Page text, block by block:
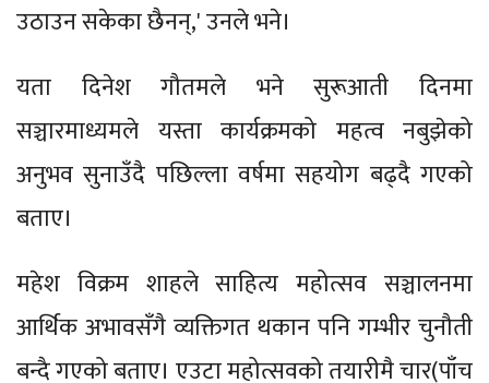
उठाउन सकेका छैनन्,' उनले भने।
यता दिनेश गौतमले भने सुरूआती दिनमा
सञ्चारमाध्यमले यस्ता कार्यक्रमको महत्व नबुझेको
अनुभव सुनाउँदै पछिल्ला वर्षमा सहयोग बढ्दै गएको
बताए।
महेश विक्रम शाहले साहित्य महोत्सव सञ्चालनमा
आर्थिक अभावसँगै व्यक्तिगत थकान पनि गम्भीर चुनौती
बन्दै गएको बताए। एउटा महोत्सवको तयारीमै चार(पाँच